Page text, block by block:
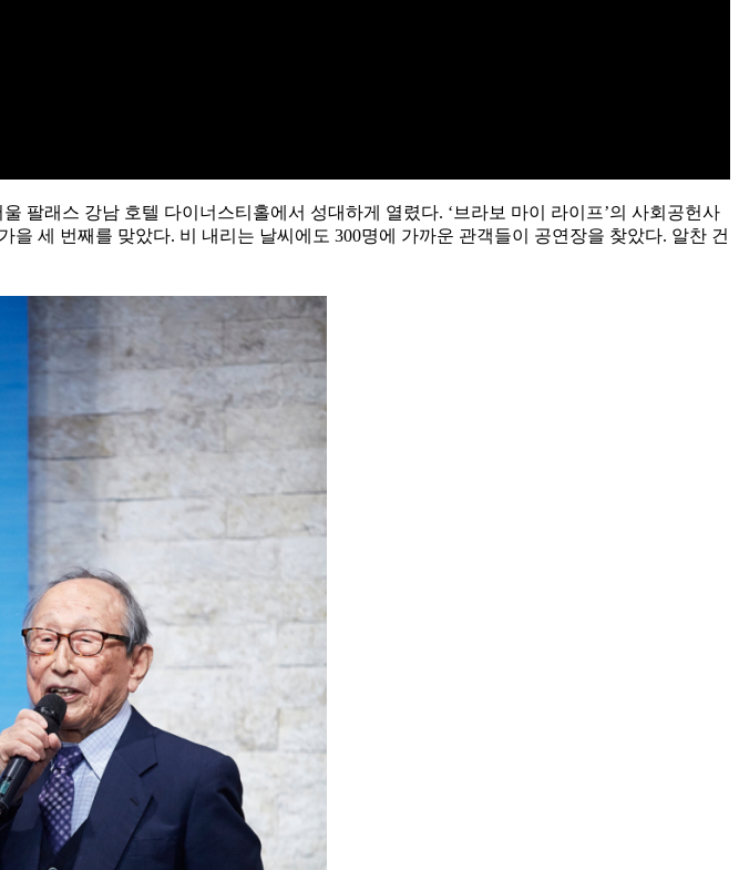
팔래스 강남 호텔 다이너스티홀에서 성대하게 열렸다. ‘브라보 마이 라이프’의 사회공헌사
세 번째를 맞았다. 비 내리는 날씨에도 300명에 가까운 관객들이 공연장을 찾았다. 알찬 건